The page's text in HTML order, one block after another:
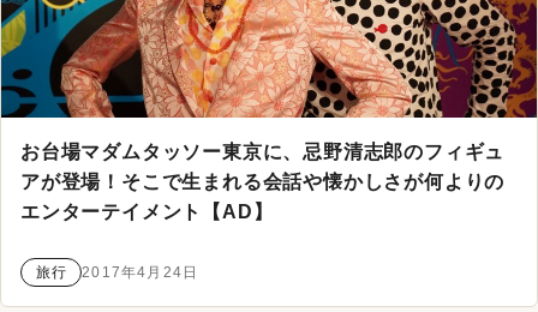
お台場マダムタッソー東京に、忌野清志郎のフィギュ
アが登場！そこで生まれる会話や懐かしさが何よりの
エンターテイメント【AD】
旅行 2017年4月24日